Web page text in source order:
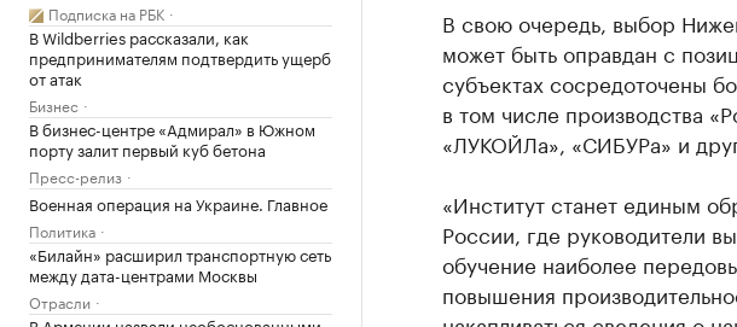
Подписка на РБК
В Wildberries рассказали, как
предпринимателям подтвердить ущерб
от атак
Бизнес
В бизнес-центре «Адмирал» в Южном
порту залит первый куб бетона
Пресс-релиз
Военная операция на Украине. Главное
Политика
«Билайн» расширил транспортную сеть
между дата-центрами Москвы
Отрасли
В свою очередь, выбор
может быть оправдан с
субъектах сосредоточены
в том числе производства
«ЛУКОЙЛа», «СИБУРа» и
«Институт станет единым
России, где руководители
обучение наиболее
повышения